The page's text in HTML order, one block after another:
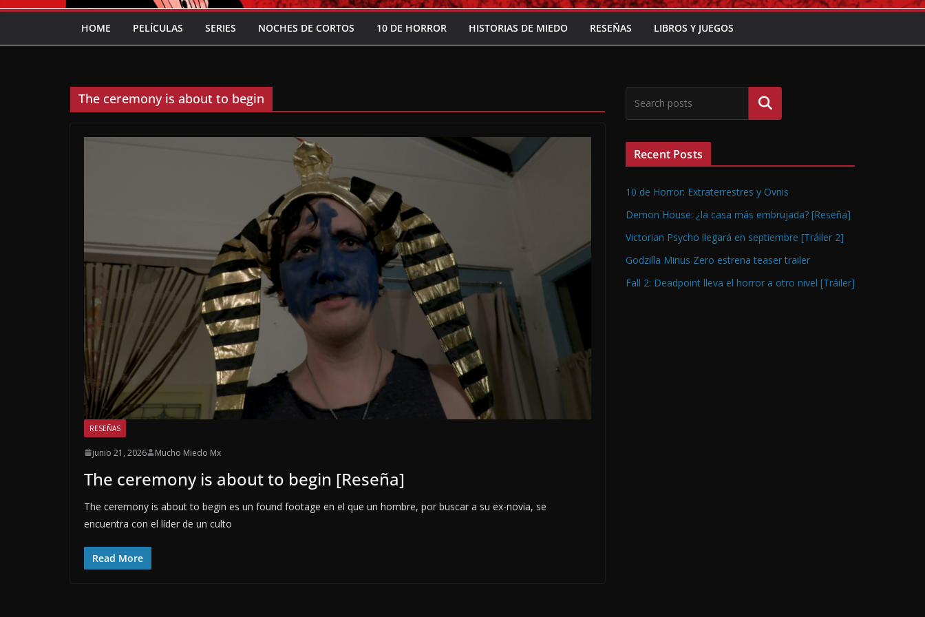
HOME PELÍCULAS SERIES NOCHES DE CORTOS 10 DE HORROR HISTORIAS DE MIEDO RESEÑAS LIBROS Y JUEGOS
The ceremony is about to begin
RESEÑAS
junio 21, 2026 Mucho Miedo Mx
The ceremony is about to begin [Reseña]
The ceremony is about to begin es un found footage en el que un hombre, por buscar a su ex-novia, se
encuentra con el líder de un culto
Read More
Buscar
Recent Posts
10 de Horror: Extraterrestres y Ovnis
Demon House: ¿la casa más embrujada? [Reseña]
Victorian Psycho llegará en septiembre [Tráiler 2]
Godzilla Minus Zero estrena teaser trailer
Fall 2: Deadpoint lleva el horror a otro nivel [Tráiler]